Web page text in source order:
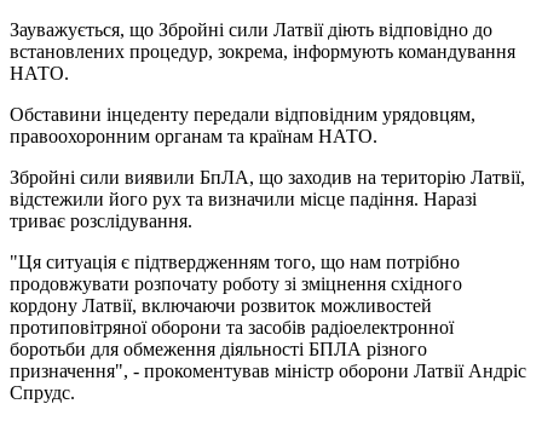
Зауважується, що Збройні сили Латвії діють відповідно до
встановлених процедур, зокрема, інформують командування
НАТО.
Обставини інцеденту передали відповідним урядовцям,
правоохоронним органам та країнам НАТО.
Збройні сили виявили БпЛА, що заходив на територію Латвії,
відстежили його рух та визначили місце падіння. Наразі
триває розслідування.
"Ця ситуація є підтвердженням того, що нам потрібно
продовжувати розпочату роботу зі зміцнення східного
кордону Латвії, включаючи розвиток можливостей
протиповітряної оборони та засобів радіоелектронної
боротьби для обмеження діяльності БПЛА різного
призначення", - прокоментував міністр оборони Латвії Андріс
Спрудс.